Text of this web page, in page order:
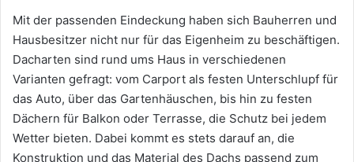
Mit der passenden Eindeckung haben sich Bauherren und
Hausbesitzer nicht nur für das Eigenheim zu beschäftigen.
Dacharten sind rund ums Haus in verschiedenen
Varianten gefragt: vom Carport als festen Unterschlupf für
das Auto, über das Gartenhäuschen, bis hin zu festen
Dächern für Balkon oder Terrasse, die Schutz bei jedem
Wetter bieten. Dabei kommt es stets darauf an, die
Konstruktion und das Material des Dachs passend zum